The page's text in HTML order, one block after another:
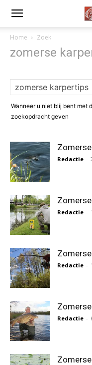
Home Zoek
zomerse
Wanneer u niet blij bent met
zoekopdracht geven
Redactie -
Redactie -
Redactie -
Redactie -